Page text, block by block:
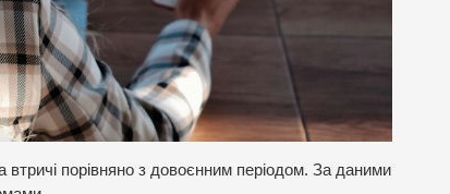
втричі порівняно з довоєнним періодом. За даними